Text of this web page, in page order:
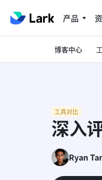
产品
博客中心
工具对比
深入
Ryan